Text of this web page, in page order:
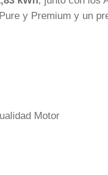
y Premium y un
Motor